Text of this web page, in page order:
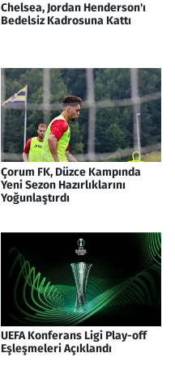
Chelsea, Jordan Henderson'ı
Bedelsiz Kadrosuna Kattı
Çorum FK, Düzce Kampında
Yeni Sezon Hazırlıklarını
Yoğunlaştırdı
UEFA Konferans Ligi Play-off
Eşleşmeleri Açıklandı